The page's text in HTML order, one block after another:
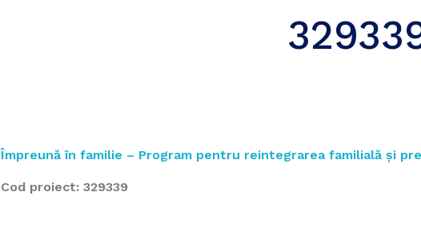
Împreună în familie – Program pentru reintegrarea familială și
Cod proiect: 329339